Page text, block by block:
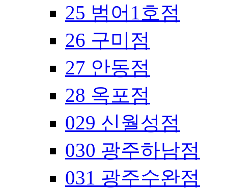
25 범어1호점
26 구미점
27 안동점
28 옥포점
029 신월성점
030 광주하남점
031 광주수완점